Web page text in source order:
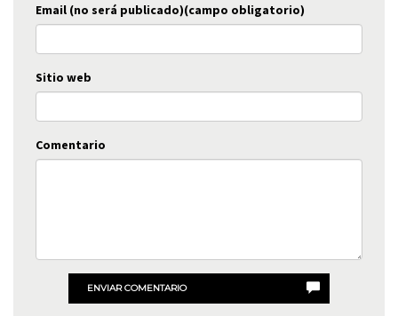
Email (no será publicado)(campo obligatorio)
Sitio web
Comentario
ENVIAR COMENTARIO